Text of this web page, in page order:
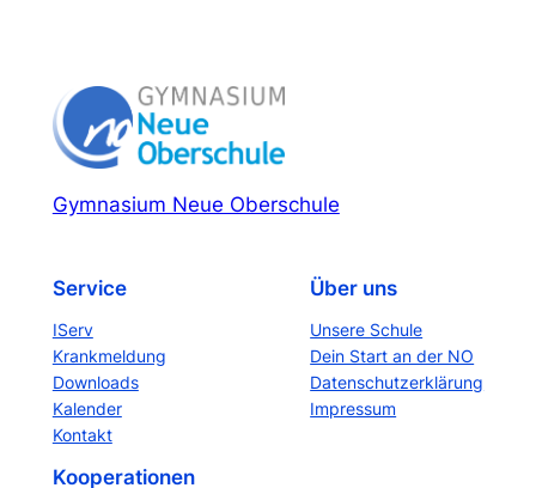
Gymnasium Neue Oberschule
Service
IServ
Krankmeldung
Downloads
Kalender
Kontakt
Über uns
Unsere Schule
Dein Start an der NO
Datenschutzerklärung
Impressum
Kooperationen